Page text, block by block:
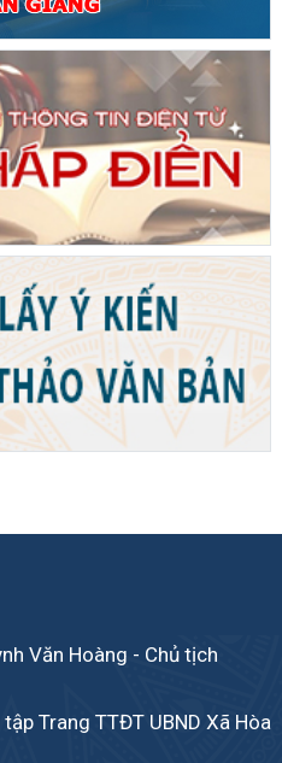
Văn Hoàng - Chủ tịch
Trang TTĐT UBND Xã Hòa